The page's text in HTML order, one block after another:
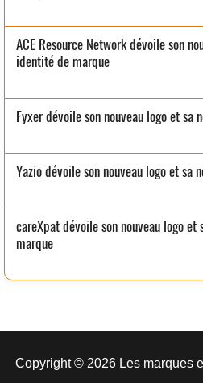
ACE Resource Network dévoile son
identité de marque
Fyxer dévoile son nouveau logo et
Yazio dévoile son nouveau logo et sa
careXpat dévoile son nouveau logo
marque
Copyright © 2026 Les marques